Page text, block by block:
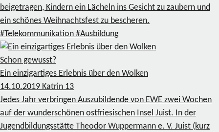
beigetragen, Kindern ein Lächeln ins Gesicht zu zaubern und
ein schönes Weihnachtsfest zu bescheren.
#Telekommunikation #Ausbildung
Schon gewusst?
Ein einzigartiges Erlebnis über den Wolken
14.10.2019 Katrin 13
Jedes Jahr verbringen Auszubildende von EWE zwei Wochen
auf der wunderschönen ostfriesischen Insel Juist. In der
Jugendbildungsstätte Theodor Wuppermann e. V. Juist (kurz